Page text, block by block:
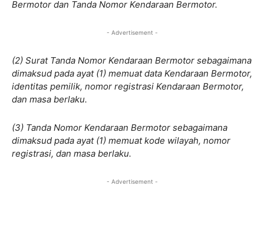
Bermotor dan Tanda Nomor Kendaraan Bermotor.
- Advertisement -
(2) Surat Tanda Nomor Kendaraan Bermotor sebagaimana
dimaksud pada ayat (1) memuat data Kendaraan Bermotor,
identitas pemilik, nomor registrasi Kendaraan Bermotor,
dan masa berlaku.
(3) Tanda Nomor Kendaraan Bermotor sebagaimana
dimaksud pada ayat (1) memuat kode wilayah, nomor
registrasi, dan masa berlaku.
- Advertisement -